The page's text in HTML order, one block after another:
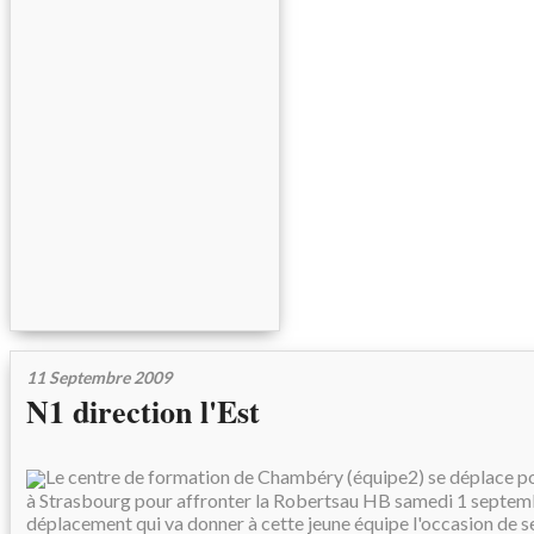
11 Septembre 2009
N1 direction l'Est
Le centre de formation de Chambéry (équipe2) se déplace
à Strasbourg pour affronter la Robertsau HB samedi 1
déplacement qui va donner à cette jeune équipe l'occasion de